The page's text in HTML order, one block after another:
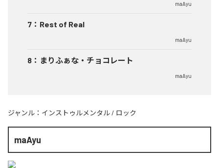
maAyu
7 ： Rest of Real
maAyu
8 ： まりふぁな・チョコレート
maAyu
ジャンル： インストゥルメンタル / ロック
maAyu